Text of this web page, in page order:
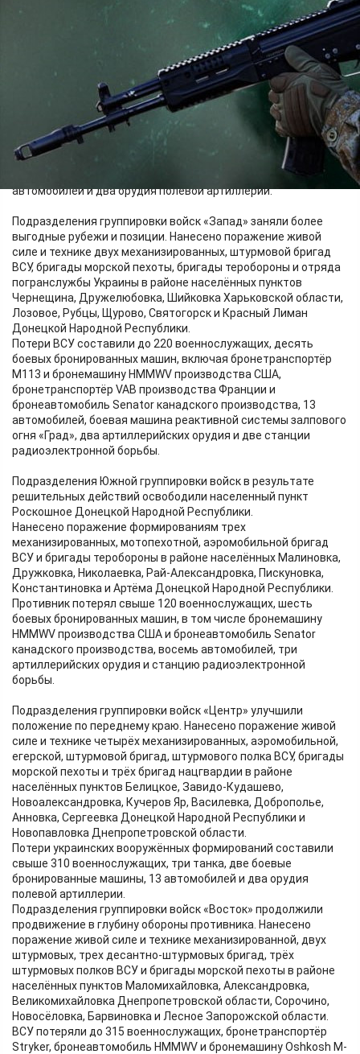
группировки войск «Север» установлен контроль над
населённым пунктом Охримовка Харьковской области.
Нанесено поражение формированиям двух
механизированных бригад ВСУ и бригады теробороны в
районе населённых пунктов Жовтневое, Басово, Варваровка
и Казачья Лопань Харьковской области.
В Сумской области нанесено поражение живой силе и
технике механизированной бригады ВСУ и двух бригад
теробороны в районе населённых пунктов Иволжанское,
Хотень, Могрица, Рясное и Новая Сечь.
Противник потерял более 205 военнослужащих, танк,
бронеавтомобиль HMMWV производства США, пять
автомобилей и два орудия полевой артиллерии.
Подразделения группировки войск «Запад» заняли более
выгодные рубежи и позиции. Нанесено поражение живой
силе и технике двух механизированных, штурмовой бригад
ВСУ, бригады морской пехоты, бригады теробороны и отряда
погранслужбы Украины в районе населённых пунктов
Чернещина, Дружелюбовка, Шийковка Харьковской области,
Лозовое, Рубцы, Щурово, Святогорск и Красный Лиман
Донецкой Народной Республики.
Потери ВСУ составили до 220 военнослужащих, десять
боевых бронированных машин, включая бронетранспортёр
М113 и бронемашину HMMWV производства США,
бронетранспортёр VAB производства Франции и
бронеавтомобиль Senator канадского производства, 13
автомобилей, боевая машина реактивной системы залпового
огня «Град», два артиллерийских орудия и две станции
радиоэлектронной борьбы.
Подразделения Южной группировки войск в результате
решительных действий освободили населенный пункт
Роскошное Донецкой Народной Республики.
Нанесено поражение формированиям трех
механизированных, мотопехотной, аэромобильной бригад
ВСУ и бригады теробороны в районе населённых Малиновка,
Дружковка, Николаевка, Рай-Александровка, Пискуновка,
Константиновка и Артёма Донецкой Народной Республики.
Противник потерял свыше 120 военнослужащих, шесть
боевых бронированных машин, в том числе бронемашину
HMMWV производства США и бронеавтомобиль Senator
канадского производства, восемь автомобилей, три
артиллерийских орудия и станцию радиоэлектронной
борьбы.
Подразделения группировки войск «Центр» улучшили
положение по переднему краю. Нанесено поражение живой
силе и технике четырёх механизированных, аэромобильной,
егерской, штурмовой бригад, штурмового полка ВСУ, бригады
морской пехоты и трёх бригад нацгвардии в районе
населённых пунктов Белицкое, Завидо-Кудашево,
Новоалександровка, Кучеров Яр, Василевка, Доброполье,
Анновка, Сергеевка Донецкой Народной Республики и
Новопавловка Днепропетровской области.
Потери украинских вооружённых формирований составили
свыше 310 военнослужащих, три танка, две боевые
бронированные машины, 13 автомобилей и два орудия
полевой артиллерии.
Подразделения группировки войск «Восток» продолжили
продвижение в глубину обороны противника. Нанесено
поражение живой силе и технике механизированной, двух
штурмовых, трех десантно-штурмовых бригад, трёх
штурмовых полков ВСУ и бригады морской пехоты в районе
населённых пунктов Маломихайловка, Александровка,
Великомихайловка Днепропетровской области, Сорочино,
Новосёловка, Барвиновка и Лесное Запорожской области.
ВСУ потеряли до 315 военнослужащих, бронетранспортёр
Stryker, бронеавтомобиль HMMWV и бронемашину Oshkosh M-